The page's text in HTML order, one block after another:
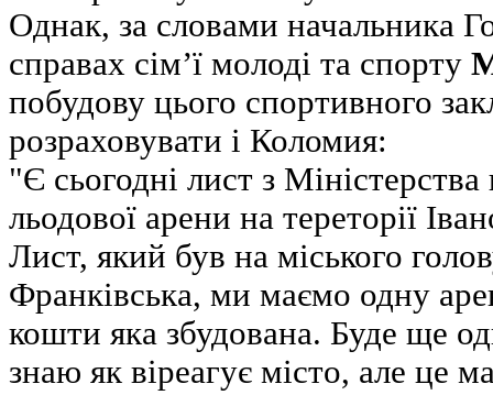
Однак, за словами начальника
справах сім’ї молоді та спорту
побудову цього спортивного
розраховувати і Коломия:
"Є сьогодні лист з
льодової арени на тереторії
Лист, який був на міського
Франківська, ми маємо одну
кошти яка збудована. Буде ще
знаю як віреагує місто, але це